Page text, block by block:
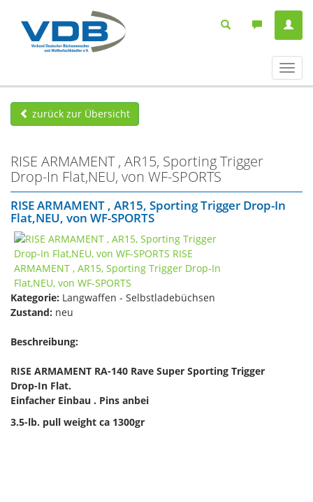
ein-/
zurück zur Übersicht
RISE ARMAMENT , AR15, Sporting Trigger
Drop-In Flat,NEU, von WF-SPORTS
RISE ARMAMENT , AR15, Sporting Trigger Drop-In
Flat,NEU, von WF-SPORTS
Kategorie: Langwaffen - Selbstladebüchsen
Zustand: neu
Beschreibung:
RISE ARMAMENT RA-140 Rave Super Sporting Trigger
Drop-In Flat.
Einfacher Einbau . Pins anbei
3.5-lb. pull weight ca 1300gr